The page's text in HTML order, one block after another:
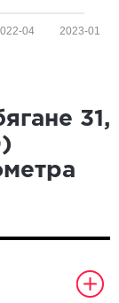
2023-01
04
31 ,
)